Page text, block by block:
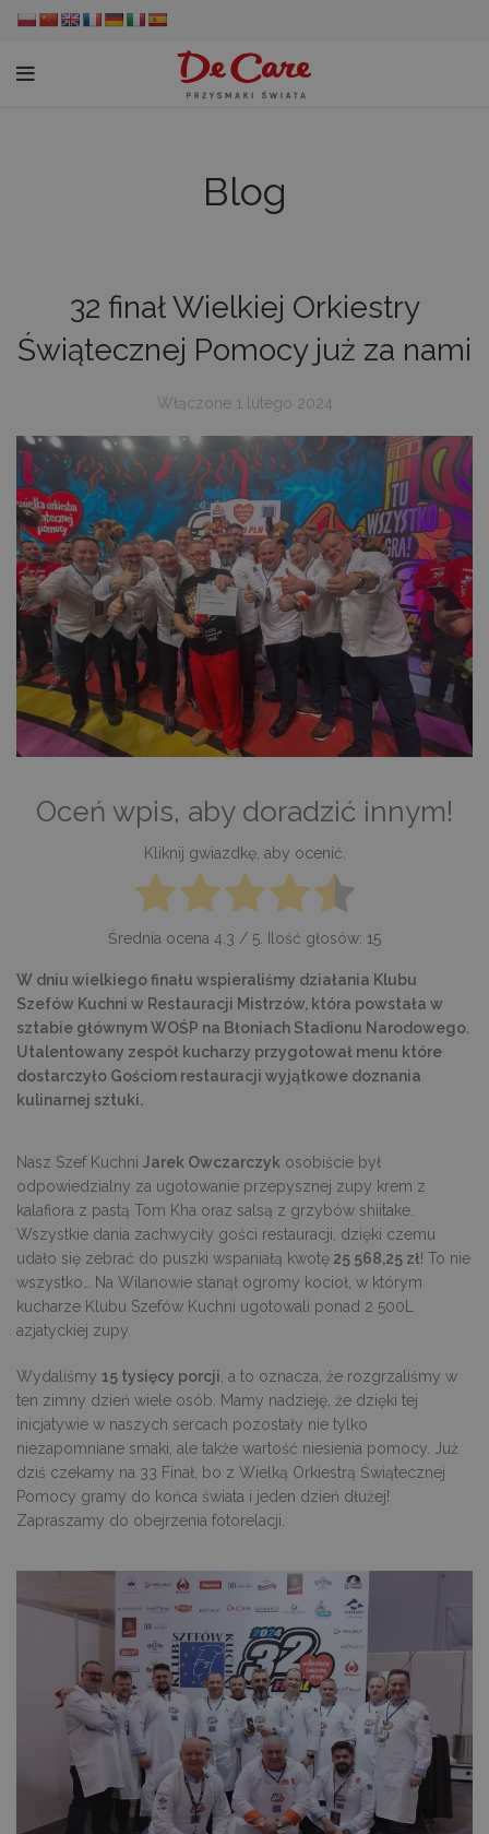
Blog
32 finał Wielkiej Orkiestry
Świątecznej Pomocy już za nami
Włączone 1 lutego 2024
Oceń wpis, aby doradzić innym!
Kliknij gwiazdkę, aby ocenić.
Średnia ocena 4.3 / 5. Ilość głosów: 15
W dniu wielkiego finału wspieraliśmy działania Klubu
Szefów Kuchni w Restauracji Mistrzów, która powstała w
sztabie głównym WOŚP na Błoniach Stadionu Narodowego.
Utalentowany zespół kucharzy przygotował menu które
dostarczyło Gościom restauracji wyjątkowe doznania
kulinarnej sztuki.
Nasz Szef Kuchni Jarek Owczarczyk osobiście był
odpowiedzialny za ugotowanie przepysznej zupy krem z
kalafiora z pastą Tom Kha oraz salsą z grzybów shiitake.
Wszystkie dania zachwyciły gości restauracji, dzięki czemu
udało się zebrać do puszki wspaniałą kwotę 25 568,25 zł! To nie
wszystko… Na Wilanowie stanął ogromy kocioł, w którym
kucharze Klubu Szefów Kuchni ugotowali ponad 2 500L
azjatyckiej zupy.
Wydaliśmy 15 tysięcy porcji , a to oznacza, że rozgrzaliśmy w
ten zimny dzień wiele osób. Mamy nadzieję, że dzięki tej
inicjatywie w naszych sercach pozostały nie tylko
niezapomniane smaki, ale także wartość niesienia pomocy. Już
dziś czekamy na 33 Finał, bo z Wielką Orkiestrą Świątecznej
Pomocy gramy do końca świata i jeden dzień dłużej!
Zapraszamy do obejrzenia fotorelacji.